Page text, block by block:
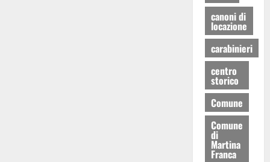
canoni di
locazione
carabinieri
centro
storico
Comune
Comune
di
Martina
Franca